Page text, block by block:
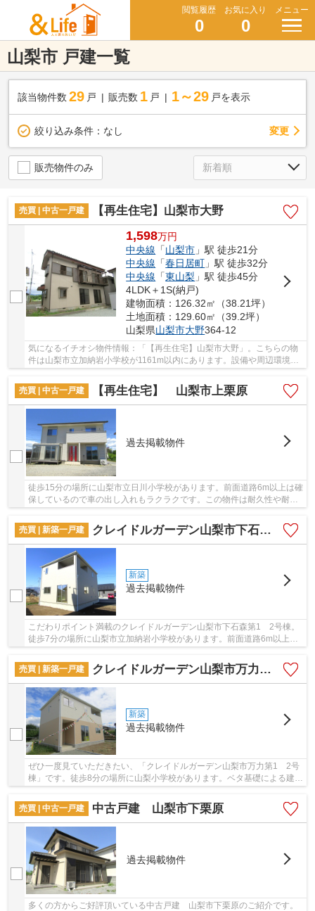
閲覧履歴
0
お気に入り
0
メニュー
山梨市 戸建一覧
該当物件数 29 戸 販売数 1 戸 1～29 戸を表示
絞り込み条件： なし 変更
販売物件のみ
売買 | 中古一戸建 【再生住宅】山梨市大野
1,598万円
中央線 「山梨市 」駅 徒歩21分
中央線 「春日居町 」駅 徒歩32分
中央線 「東山梨 」駅 徒歩45分
4LDK＋1S(納戸)
建物面積：126.32㎡（38.21坪）
土地面積：129.60㎡（39.2坪）
山梨県山梨市大野364-12
気になるイチオシ物件情報：「【再生住宅】山梨市大野」。こちらの物
件は山梨市立加納岩小学校が1161m以内にあります。設備や周辺環境が
売買 | 中古一戸建
【再生住宅】 山梨市上栗原
過去掲載物件
徒歩15分の場所に山梨市立日川小学校があります。前面道路6m以上は確
保しているので車の出し入れもラクラクです。この物件は耐久性や耐震
売買 | 新築一戸建
クレイドルガーデン山梨市下石森第1 2号棟
新築
過去掲載物件
こだわりポイント満載のクレイドルガーデン山梨市下石森第1 2号棟。
徒歩7分の場所に山梨市立加納岩小学校があります。前面道路6m以上は
売買 | 新築一戸建
クレイドルガーデン山梨市万力第1 2号棟
新築
過去掲載物件
ぜひ一度見ていただきたい、「クレイドルガーデン山梨市万力第1 2号
棟」です。徒歩8分の場所に山梨小学校があります。ベタ基礎による建築
売買 | 中古一戸建
中古戸建 山梨市下栗原
過去掲載物件
多くの方からご好評頂いている中古戸建 山梨市下栗原のご紹介です。